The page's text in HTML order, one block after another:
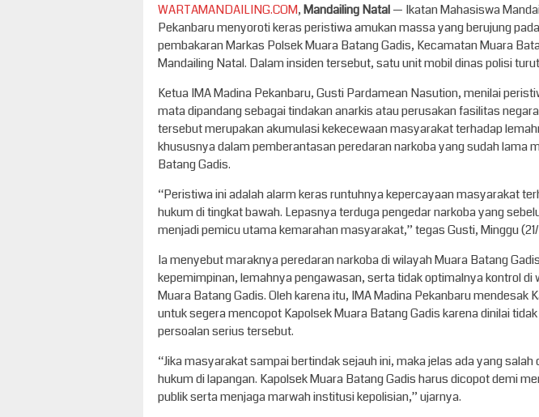
WARTAMANDAILING.COM,Mandailing Natal— Ikatan Mahasiswa
Pekanbaru menyoroti keras peristiwa amukan massa yang berujung
pembakaran Markas Polsek Muara Batang Gadis, Kecamatan Muara
Mandailing Natal. Dalam insiden tersebut, satu unit mobil dinas polisi
Ketua IMA Madina Pekanbaru, Gusti Pardamean Nasution, menilai
mata dipandang sebagai tindakan anarkis atau perusakan fasilitas
tersebut merupakan akumulasi kekecewaan masyarakat terhadap
khususnya dalam pemberantasan peredaran narkoba yang sudah lama
Batang Gadis.
“Peristiwa ini adalah alarm keras runtuhnya kepercayaan masyarakat
hukum di tingkat bawah. Lepasnya terduga pengedar narkoba yang
menjadi pemicu utama kemarahan masyarakat,” tegas Gusti, Minggu
Ia menyebut maraknya peredaran narkoba di wilayah Muara Batang
kepemimpinan, lemahnya pengawasan, serta tidak optimalnya kontrol di
Muara Batang Gadis. Oleh karena itu, IMA Madina Pekanbaru mendesak
untuk segera mencopot Kapolsek Muara Batang Gadis karena dinilai
persoalan serius tersebut.
“Jika masyarakat sampai bertindak sejauh ini, maka jelas ada yang
hukum di lapangan. Kapolsek Muara Batang Gadis harus dicopot demi
publik serta menjaga marwah institusi kepolisian,” ujarnya.